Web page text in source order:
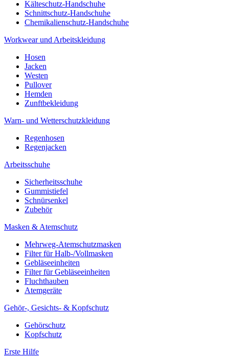
Kälteschutz-Handschuhe
Schnittschutz-Handschuhe
Chemikalienschutz-Handschuhe
Workwear und Arbeitskleidung
Hosen
Jacken
Westen
Pullover
Hemden
Zunftbekleidung
Warn- und Wetterschutzkleidung
Regenhosen
Regenjacken
Arbeitsschuhe
Sicherheitsschuhe
Gummistiefel
Schnürsenkel
Zubehör
Masken & Atemschutz
Mehrweg-Atemschutzmasken
Filter für Halb-/Vollmasken
Gebläseeinheiten
Filter für Gebläseeinheiten
Fluchthauben
Atemgeräte
Gehör-, Gesichts- & Kopfschutz
Gehörschutz
Kopfschutz
Erste Hilfe